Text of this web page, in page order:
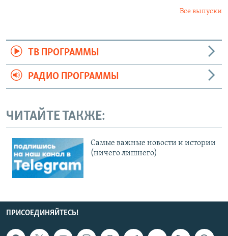
Все выпуски
ТВ ПРОГРАММЫ
РАДИО ПРОГРАММЫ
ЧИТАЙТЕ ТАКЖЕ:
Cамые важные новости и истории
(ничего лишнего)
ПРИСОЕДИНЯЙТЕСЬ!